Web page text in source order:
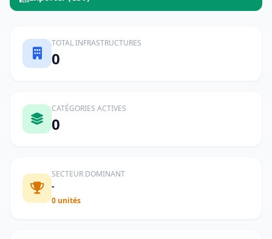
TOTAL INFRASTRUCTURES
0
CATÉGORIES ACTIVES
0
SECTEUR DOMINANT
-
0 unités